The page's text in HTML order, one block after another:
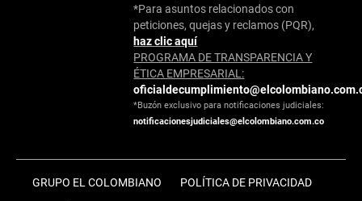
*Para asuntos relacionados con
peticiones, quejas y reclamos (PQR),
haz clic aquí
PROGRAMA DE TRANSPARENCIA Y
ÉTICA EMPRESARIAL:
*Buzón exclusivo para notificaciones judiciales:
notificacionesjudiciales@elcolombiano.com.co
GRUPO EL COLOMBIANO POLÍTICA DE PRIVACIDAD